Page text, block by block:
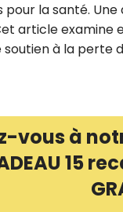
la santé.
article examine
à la perte
vous à
15